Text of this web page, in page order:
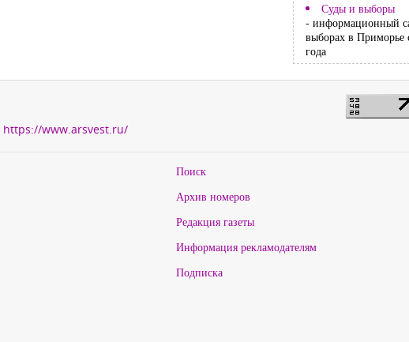
Суды и выборы
- информационный
выборах в Приморье
года
https://www.arsvest.ru/
Поиск
Архив номеров
Редакция газеты
Информация рекламодателям
Подписка